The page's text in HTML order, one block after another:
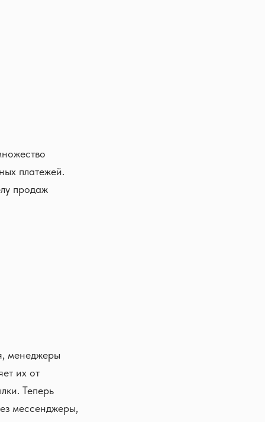
платежей.
продаж
менеджеры
их от
Теперь
мессенджеры,